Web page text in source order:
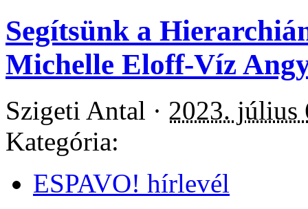
Segítsünk a
Michelle Eloff-Víz
Szigeti Antal · 2023. július
Kategória:
ESPAVO! hírlevél